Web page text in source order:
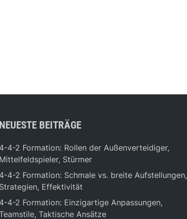
NEUESTE BEITRÄGE
4-4-2 Formation: Rollen der Außenverteidiger,
Mittelfeldspieler, Stürmer
4-4-2 Formation: Schmale vs. breite Aufstellungen,
Strategien, Effektivität
4-4-2 Formation: Einzigartige Anpassungen,
Taktische Ansätze